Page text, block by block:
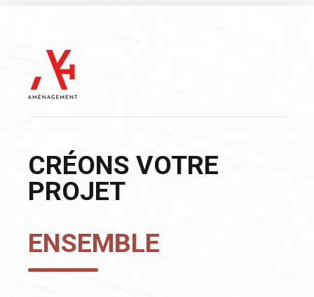
CRÉONS VOTRE
PROJET
ENSEMBLE